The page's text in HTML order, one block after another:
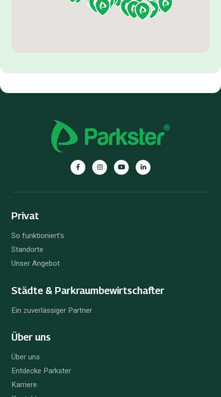
Parkster
auf
Parkster
auf
Parkster
auf
Parkster
auf
Privat
So funktioniert’s
Standorte
Unser Angebot
Städte & Parkraum­bewirtschafter
Ein zuverlässiger Partner
Über uns
Über uns
Entdecke Parkster
Karriere